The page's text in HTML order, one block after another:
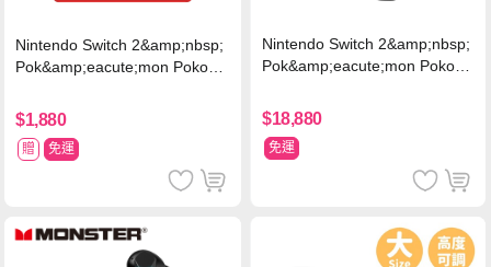
Nintendo Switch 2&amp;nbsp;
Pok&amp;eacute;mon Pokopia
$1,880
贈 免運
Nintendo Switch 2&amp;nbsp;
Pok&amp;eacute;mon Pokopi
影機+人機迷網
$18,880
免運